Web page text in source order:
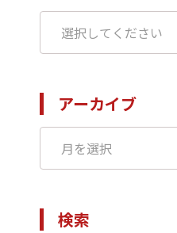
アーカイブ
検索